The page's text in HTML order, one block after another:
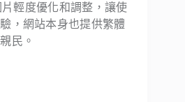
片輕度優化和調整，讓使
，網站本身也提供繁體
民。